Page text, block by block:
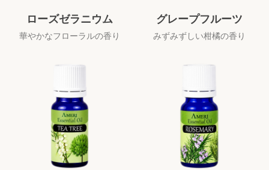
ローズゼラニウム
華やかなフローラルの香り
グレープフルーツ
みずみずしい柑橘の香り